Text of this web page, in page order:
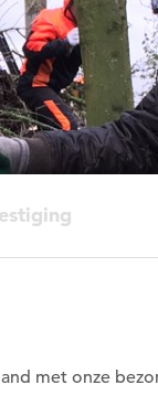
met onze